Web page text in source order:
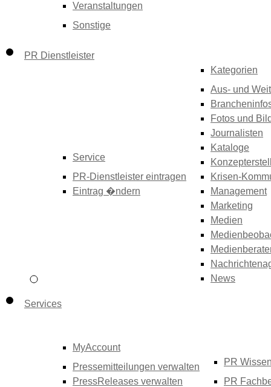
Veranstaltungen
Sonstige
PR Dienstleister
Service
PR-Dienstleister eintragen
Eintrag �ndern
Kategorien
Aus- und
Fotos und
Journalisten
Kataloge
Krisen-
Management
Marketing
Medien
News
Services
MyAccount
Pressemitteilungen verwalten
PressReleases verwalten
PR
PR